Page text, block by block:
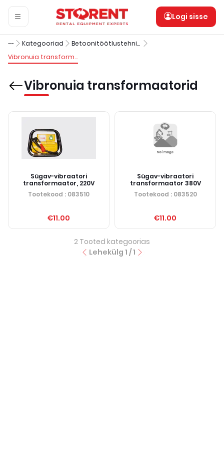
Logi sisse
Kategooriad
Betoonitöötlustehnika
Vibronuia transformaatorid
Vibronuia transformaatorid
Sügav-vibraatori
transformaator, 220V
Tootekood : 083510
€11.00
Sügav-vibraatori
transformaator 380V
Tootekood : 083520
€11.00
2 Tooted kategoorias
Lehekülg 1 /1